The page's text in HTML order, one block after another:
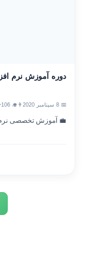
دوره آموزش نرم
👨‍🎓 106+ نفر
💼 آموزش تخصصی